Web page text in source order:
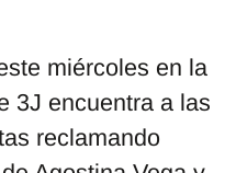
miércoles en la
3J encuentra a las
reclamando